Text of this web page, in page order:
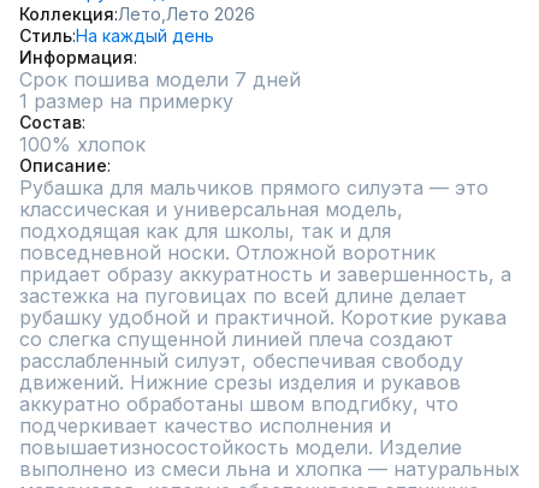
Коллекция Лето, Лето 2026
СтильНа каждый день
Информация
Срок пошива модели 7 дней
1 размер на примерку
Состав
100% хлопок
Описание
Рубашка для мальчиков прямого силуэта — это
классическая и универсальная модель,
подходящая как для школы, так и для
повседневной носки. Отложной воротник
придает образу аккуратность и завершенность, а
застежка на пуговицах по всей длине делает
рубашку удобной и практичной. Короткие рукава
со слегка спущенной линией плеча создают
расслабленный силуэт, обеспечивая свободу
движений. Нижние срезы изделия и рукавов
аккуратно обработаны швом вподгибку, что
подчеркивает качество исполнения и
повышаетизносостойкость модели. Изделие
выполнено из смеси льна и хлопка — натуральных